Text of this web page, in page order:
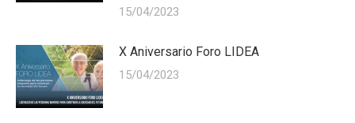
15/04/2023
X Aniversario Foro LIDEA
15/04/2023